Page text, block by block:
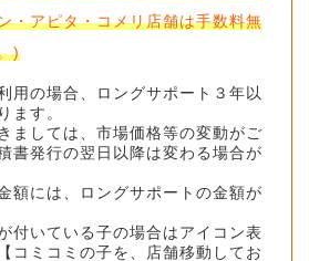
・アピタ・コメリ店舗は手数料無
)
用の場合、ロングサポート３年以
ます。
ましては、市場価格等の変動がご
書発行の翌日以降は変わる場合が
額には、ロングサポートの金額が
付いている子の場合はアイコン表
コミコミの子を、店舗移動してお